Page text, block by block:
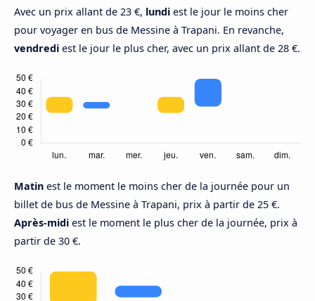
Avec un prix allant de 23 €, lundi est le jour le moins cher
pour voyager en bus de Messine à Trapani. En revanche,
vendredi est le jour le plus cher, avec un prix allant de 28 €.
Matin est le moment le moins cher de la journée pour un
billet de bus de Messine à Trapani, prix à partir de 25 €.
Après-midi est le moment le plus cher de la journée, prix à
partir de 30 €.